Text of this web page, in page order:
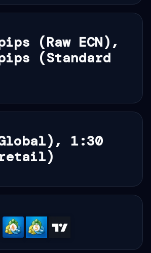
(Raw ECN),
(Standard
1:30
retail)
MetaTrader
4
MetaTrader